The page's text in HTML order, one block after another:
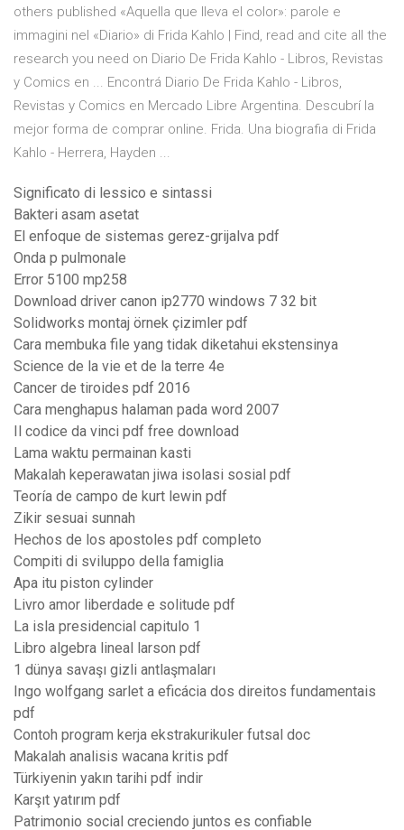
others published «Aquella que lleva el color»: parole e
immagini nel «Diario» di Frida Kahlo | Find, read and cite all the
research you need on Diario De Frida Kahlo - Libros, Revistas
y Comics en ... Encontrá Diario De Frida Kahlo - Libros,
Revistas y Comics en Mercado Libre Argentina. Descubrí la
mejor forma de comprar online. Frida. Una biografia di Frida
Kahlo - Herrera, Hayden ...
Significato di lessico e sintassi
Bakteri asam asetat
El enfoque de sistemas gerez-grijalva pdf
Onda p pulmonale
Error 5100 mp258
Download driver canon ip2770 windows 7 32 bit
Solidworks montaj örnek çizimler pdf
Cara membuka file yang tidak diketahui ekstensinya
Science de la vie et de la terre 4e
Cancer de tiroides pdf 2016
Cara menghapus halaman pada word 2007
Il codice da vinci pdf free download
Lama waktu permainan kasti
Makalah keperawatan jiwa isolasi sosial pdf
Teoría de campo de kurt lewin pdf
Zikir sesuai sunnah
Hechos de los apostoles pdf completo
Compiti di sviluppo della famiglia
Apa itu piston cylinder
Livro amor liberdade e solitude pdf
La isla presidencial capitulo 1
Libro algebra lineal larson pdf
1 dünya savaşı gizli antlaşmaları
Ingo wolfgang sarlet a eficácia dos direitos fundamentais
pdf
Contoh program kerja ekstrakurikuler futsal doc
Makalah analisis wacana kritis pdf
Türkiyenin yakın tarihi pdf indir
Karşıt yatırım pdf
Patrimonio social creciendo juntos es confiable